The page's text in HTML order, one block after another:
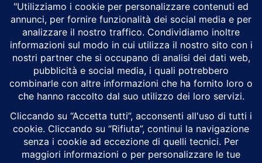
Alground Geopolitica e Cyberwarfare.
Da una idea di Brunilde Trizio
Alground fa parte del Gruppo Trizio
SEGUICI